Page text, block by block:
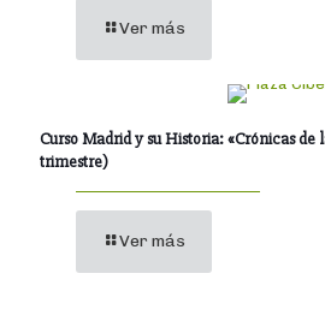
Ver más
Curso Madrid y su Historia: «Crónicas de
trimestre)
Ver más